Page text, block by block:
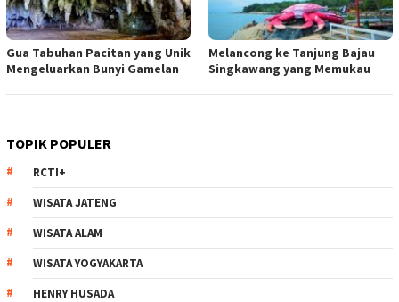
Gua Tabuhan Pacitan yang Unik
Mengeluarkan Bunyi Gamelan
Melancong ke Tanjung Bajau
Singkawang yang Memukau
TOPIK POPULER
RCTI+
WISATA JATENG
WISATA ALAM
WISATA YOGYAKARTA
HENRY HUSADA